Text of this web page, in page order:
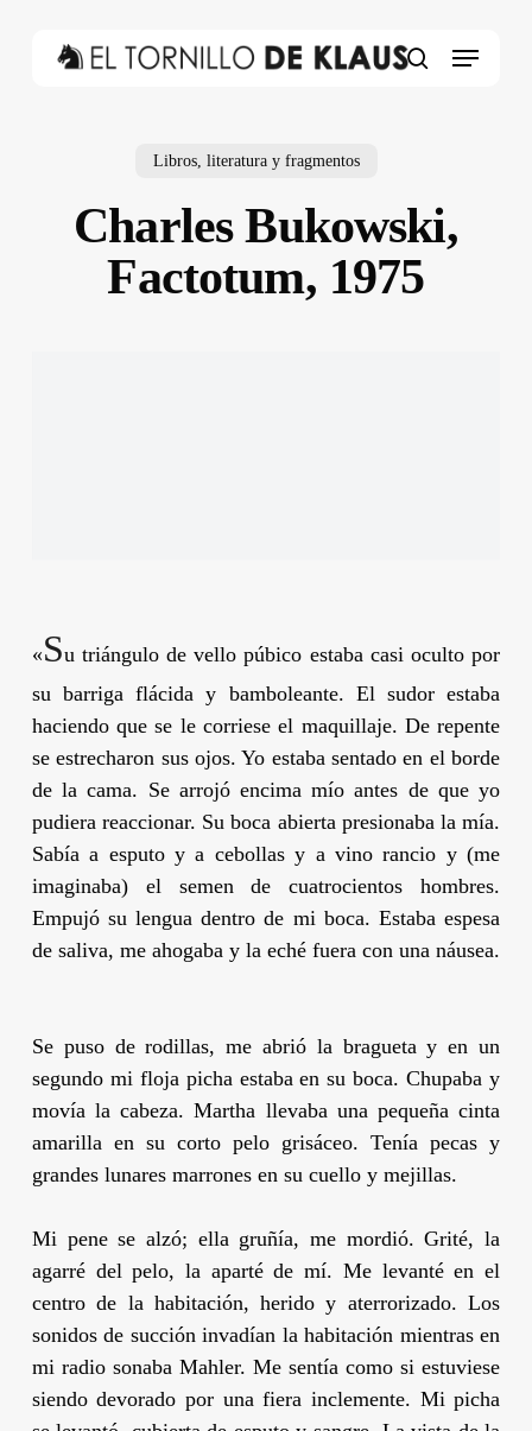
Menu
Libros, literatura y fragmentos
Charles Bukowski,
Factotum, 1975
«Su triángulo de vello púbico estaba casi oculto por
su barriga flácida y bamboleante. El sudor estaba
haciendo que se le corriese el maquillaje. De repente
se estrecharon sus ojos. Yo estaba sentado en el borde
de la cama. Se arrojó encima mío antes de que yo
pudiera reaccionar. Su boca abierta presionaba la mía.
Sabía a esputo y a cebollas y a vino rancio y (me
imaginaba) el semen de cuatrocientos hombres.
Empujó su lengua dentro de mi boca. Estaba espesa
de saliva, me ahogaba y la eché fuera con una náusea.
Se puso de rodillas, me abrió la bragueta y en un
segundo mi floja picha estaba en su boca. Chupaba y
movía la cabeza. Martha llevaba una pequeña cinta
amarilla en su corto pelo grisáceo. Tenía pecas y
grandes lunares marrones en su cuello y mejillas.
Mi pene se alzó; ella gruñía, me mordió. Grité, la
agarré del pelo, la aparté de mí. Me levanté en el
centro de la habitación, herido y aterrorizado. Los
sonidos de succión invadían la habitación mientras en
mi radio sonaba Mahler. Me sentía como si estuviese
siendo devorado por una fiera inclemente. Mi picha